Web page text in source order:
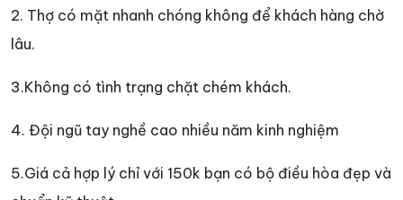
2. Thợ có mặt nhanh chóng không để khách hàng chờ
lâu.
3.Không có tình trạng chặt chém khách.
4. Đội ngũ tay nghề cao nhiều năm kinh nghiệm
5.Giá cả hợp lý chỉ với 150k bạn có bộ điều hòa đẹp và